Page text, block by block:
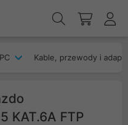
Kable, przewody i
KAT.6A FTP